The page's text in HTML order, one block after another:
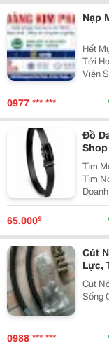
Nạp
Hết Mực
Tới Hoàng Kim
0977 *** ***
Đồ
Tìm
Tìm
Khi
65.000₫
Cút
Lực,
Cút
0988 *** ***